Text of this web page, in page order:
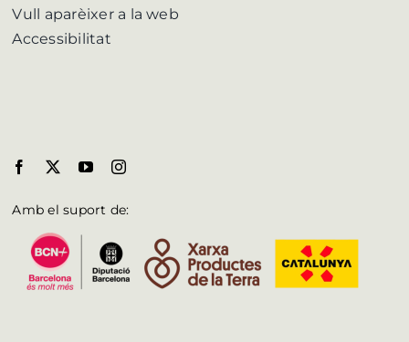
Vull aparèixer a la web
Accessibilitat
Amb el suport de: